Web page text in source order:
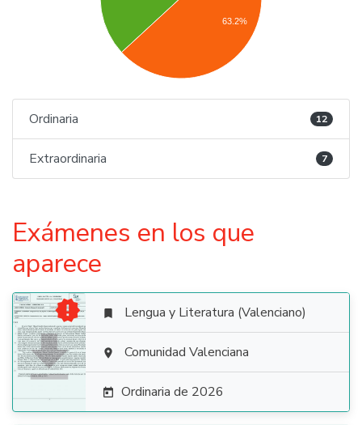
63.2%
Ordinaria 12
Extraordinaria 7
Exámenes en los que
aparece

  Lengua y Literatura (Valenciano)
 Comunidad Valenciana
 Ordinaria de 2026